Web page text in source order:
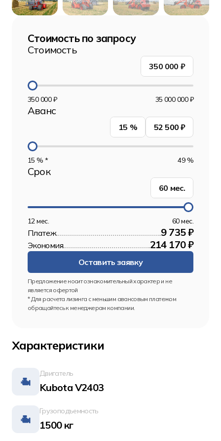
Стоимость по запросу
Стоимость
350 000 ₽
350 000 ₽ 35 000 000 ₽
Аванс
15 % 52 500 ₽
15 % * 49 %
Срок
60 мес.
12 мес. 60 мес.
Платеж 9 735 ₽
Экономия 214 170 ₽
Оставить заявку
Предложение носит ознакомительный характер и не
является офертой
* Для расчета лизинга с меньшим авансовым платежом
обращайтесь к менеджерам компании.
Характеристики
Двигатель
Kubota V2403
Грузоподъемность
1500 кг